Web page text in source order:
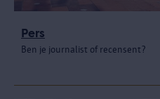
Pers
Ben je journalist of recensent?